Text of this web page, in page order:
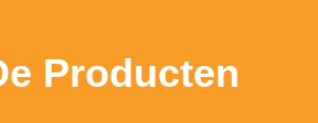
Producten